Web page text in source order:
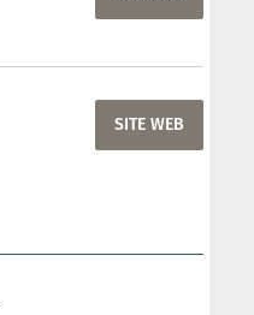
SITE WEB